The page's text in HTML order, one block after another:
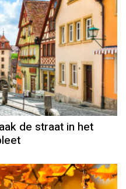
de straat in het